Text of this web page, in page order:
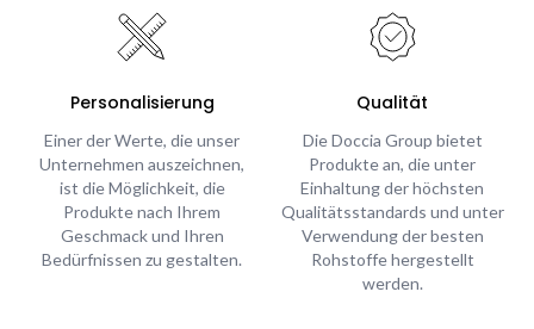
Personalisierung
Einer der Werte, die unser
Unternehmen auszeichnen,
ist die Möglichkeit, die
Produkte nach Ihrem
Geschmack und Ihren
Bedürfnissen zu gestalten.
Qualität
Die Doccia Group bietet
Produkte an, die unter
Einhaltung der höchsten
Qualitätsstandards und unter
Verwendung der besten
Rohstoffe hergestellt
werden.